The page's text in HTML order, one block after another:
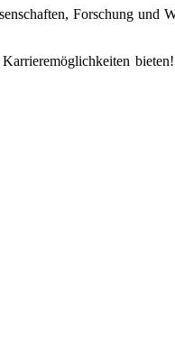
Forschung und